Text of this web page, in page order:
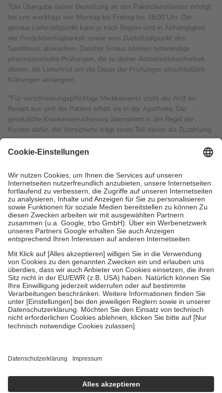
3Die Übergabe deiner Bestellung an den Paketdienstleister erfolgt
bei uns werktags von Montag bis Freitag bis 18:00 Uhr. Der
genaue Lieferzeitpunkt kann je nach Region und in Abhängigkeit
der Produktverfügbarkeit sowie vom Zustellzeitpunkt des
Spediteurs abweichen. Darüber hinaus können notwendige
pharmazeutische Prüfungen, die zu deiner Arzneimittelsicherheit
dienen, die Lieferfrist um die Dauer der Prüfungen einschließlich
Klärungen verlängern.
4Für verschreibungspflichtige Medikamente stellt der Arzt ein
Rezept aus und der Patient erhält sie in der Apotheke. Die
gesetzliche Krankenversicherung übernimmt in der Regel die
Kosten dafür, der Versicherte trägt einen Teil davon als Zuzahlung
mit.
Grundsätzlich leisten Mitglieder Zuzahlungen in Höhe von zehn
höchstens zehn Euro.
Es sind jedoch nie mehr als die
tatsächlichen Kosten der Leistung zu entrichten.
Diese Regeln gelten grundsätzlich auch für Online-Apotheken.
Bei Heilmitteln und häuslicher Krankenpflege beträgt die
Zuzahlung zehn Prozent der Kosten sowie zehn Euro je
Verordnung.
Um das Engagement der Versicherten für ihre eigene Gesundheit
zu stärken und die besondere Stellung der Familie zu unterstützen,
fallenkeine Zuzahlungenan bei:
• Kindern und Jugendlichen bis zum vollendeten 18. Lebensjahr
mit Ausnahme der Fahrkosten
• Untersuchungen zur Vorsorge und Früherkennung, die von der
GKV getragen werden
• empfohlenen Schutzimpfungen
• Harn- und Blutteststreifen
getroffen, um sicherzustellen, dass es sich um echte Bewertungen
https://help.etrusted.com/hc/de/articles/4419944605341